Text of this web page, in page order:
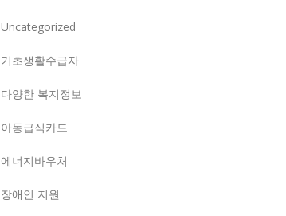
Uncategorized
기초생활수급자
다양한 복지정보
아동급식카드
에너지바우처
장애인 지원